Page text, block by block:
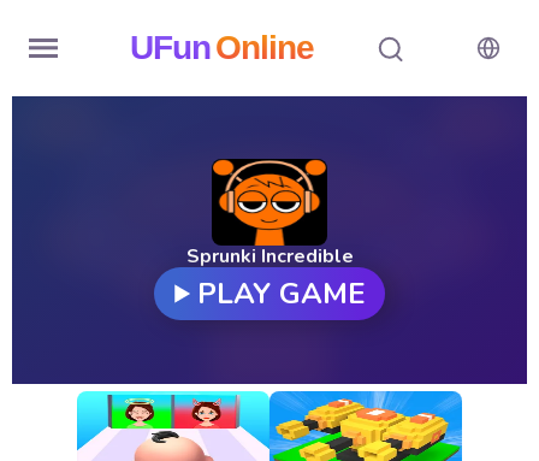
UFunOnline
New
Games
Sprunki Incredible
PLAY GAME